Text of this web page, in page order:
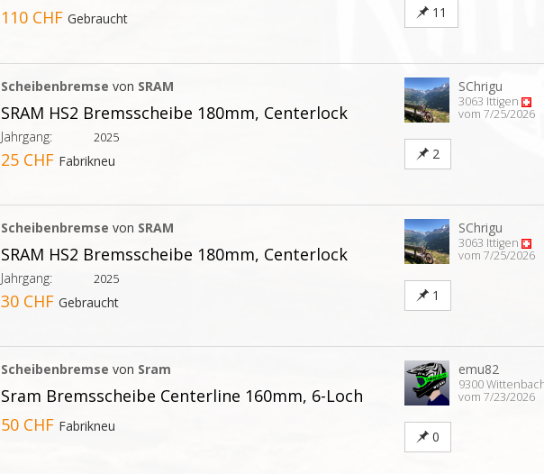
110 CHFGebraucht 11
Scheibenbremse von SRAM
SRAM HS2 Bremsscheibe 180mm, Centerlock
Jahrgang: 2025
25 CHF Fabrikneu
SChrigu
3063 Ittigen
vom 7/25/2026
2
Scheibenbremse von SRAM
SRAM HS2 Bremsscheibe 180mm, Centerlock
Jahrgang: 2025
30 CHFGebraucht
SChrigu
3063 Ittigen
vom 7/25/2026
1
Scheibenbremse von Sram
Sram Bremsscheibe Centerline 160mm, 6-Loch
50 CHF Fabrikneu
emu82
9300
vom 7/23/2026
0